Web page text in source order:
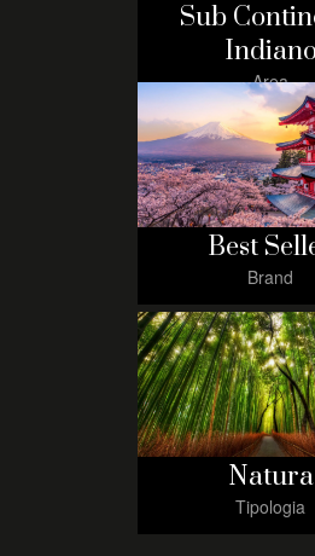
Sub
Area
Best
Brand
Natura
Tipologia